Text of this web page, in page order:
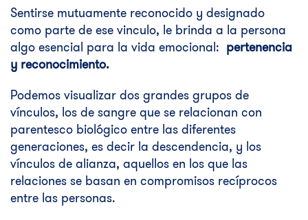
Sentirse mutuamente reconocido y designado
como parte de ese vinculo, le brinda a la persona
algo esencial para la vida emocional: pertenencia
y reconocimiento.
Podemos visualizar dos grandes grupos de
vínculos, los de sangre que se relacionan con
parentesco biológico entre las diferentes
generaciones, es decir la descendencia, y los
vínculos de alianza, aquellos en los que las
relaciones se basan en compromisos recíprocos
entre las personas.